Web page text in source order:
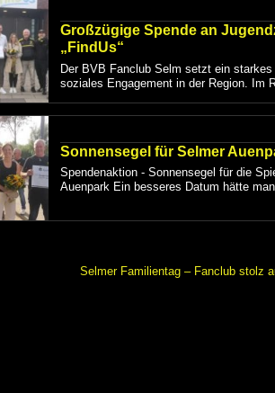
Großzügige Spende an
„FindUs“
Der BVB Fanclub Selm setzt ein
soziales Engagement in der Region. Im
Sonnensegel für Selmer
Spendenaktion - Sonnensegel für die
Auenpark Ein besseres Datum hätte
Selmer Familientag – Fanclub stolz